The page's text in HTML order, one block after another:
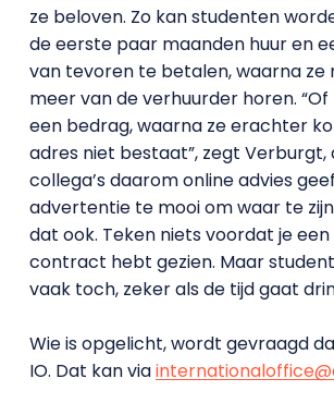
ze beloven. Zo kan studenten
de eerste paar maanden huur en
van tevoren te betalen, waarna ze
meer van de verhuurder horen.
een bedrag, waarna ze erachter
adres niet bestaat”, zegt Verburgt,
collega’s daarom online advies
advertentie te mooi om waar te
dat ook. Teken niets voordat je
contract hebt gezien. Maar
vaak toch, zeker als de tijd gaat
Wie is opgelicht, wordt gevraagd
IO. Dat kan via